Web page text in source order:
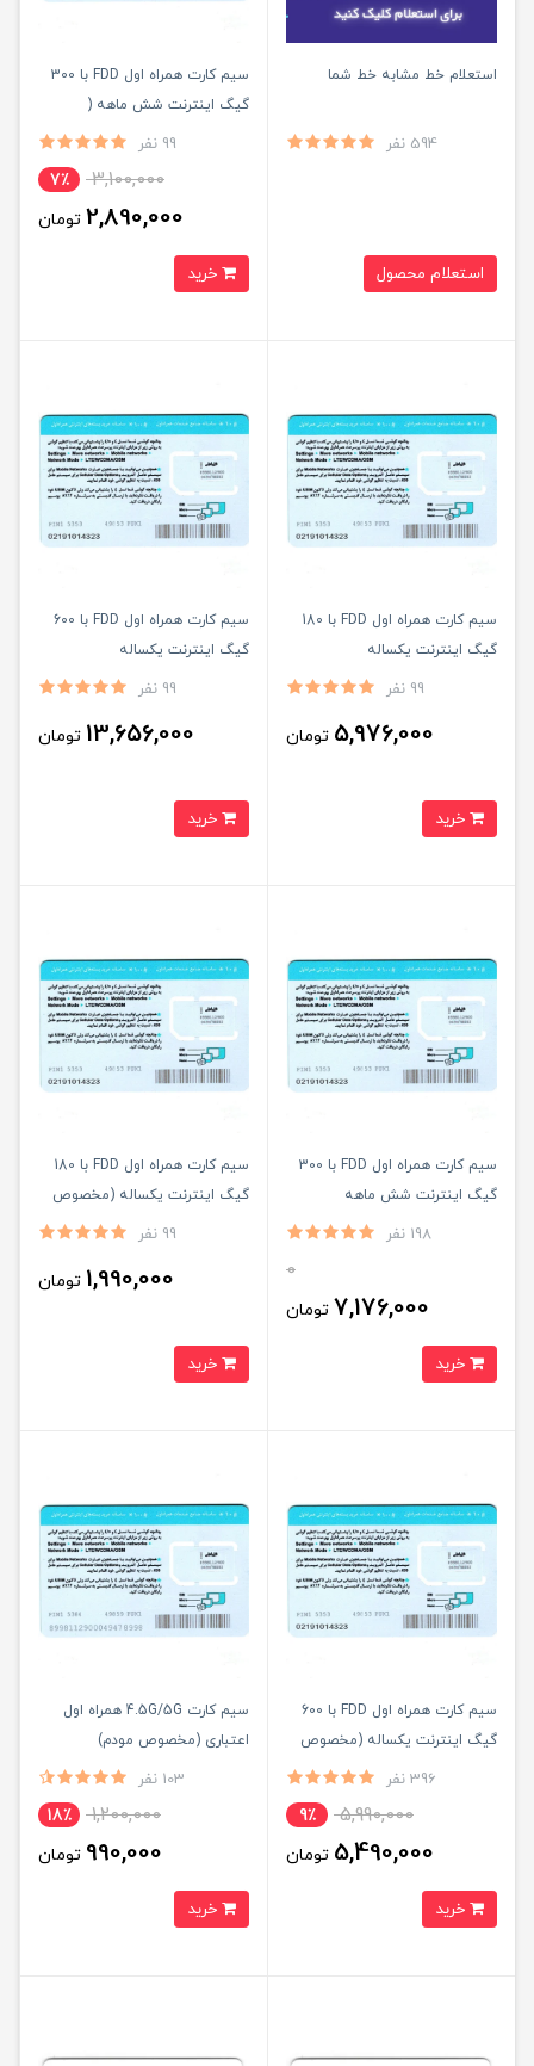
استعلام خط مشابه خط شما
594 نفر
استعلام محصول
سیم کارت همراه اول FDD با 300
گیگ اینترنت شش ماهه (
مخصوص مودم )
99 نفر
3,100,000 7٪
2,890,000 تومان
سیم کارت همراه اول FDD با 180
گیگ اینترنت یکساله
99 نفر
5,976,000 تومان
سیم کارت همراه اول FDD با 600
گیگ اینترنت یکساله
99 نفر
13,656,000 تومان
سیم کارت همراه اول FDD با 300
گیگ اینترنت شش ماهه
198 نفر
0
7,176,000 تومان
سیم کارت همراه اول FDD با 180
گیگ اینترنت یکساله (مخصوص
99 نفر
1,990,000 تومان
سیم کارت همراه اول FDD با 600
گیگ اینترنت یکساله (مخصوص
396 نفر
5,990,000 9٪
5,490,000 تومان
سیم کارت 4.5G/5G همراه اول
اعتباری (مخصوص مودم)
103 نفر
1,200,000 18٪
990,000 تومان